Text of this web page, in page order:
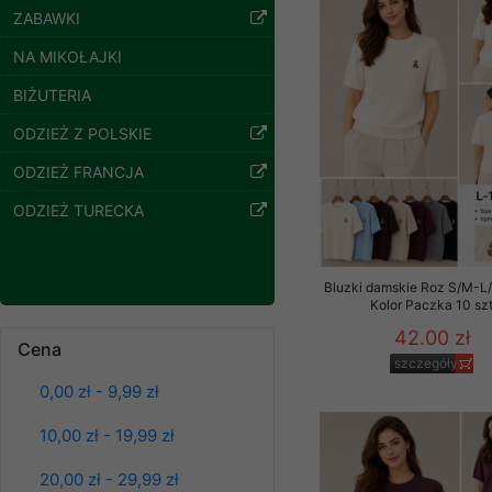
ZABAWKI
NA MIKOŁAJKI
BIŻUTERIA
ODZIEŻ Z POLSKIE
ODZIEŻ FRANCJA
ODZIEŻ TURECKA
Cena
0,00 zł - 9,99 zł
10,00 zł - 19,99 zł
20,00 zł - 29,99 zł
Kolor Paczka 10 szt
szczegóły
Bluzki damskie Roz S/M-
Kolor Paczka 10 szt
42.00 zł
szczegóły
Klientów
ochronie danych
serwerach
pracownicy Sklepu.
Każdy Klient, który
ich weryfikacji,
Sklep nie
chyba że dzieje się
prawa organów
Nasz Sklep
przez nasz serwer i
jego indywidualnych
opcję przyjmowania
może wpłynąć na
• sesji
• ostatnio